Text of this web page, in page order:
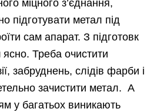
міцного з’єднання,
підготувати метал під
сам апарат. З підготовк
Треба очистити
забруднень, слідів фарби і
зачистити метал. А
у багатьох виникають